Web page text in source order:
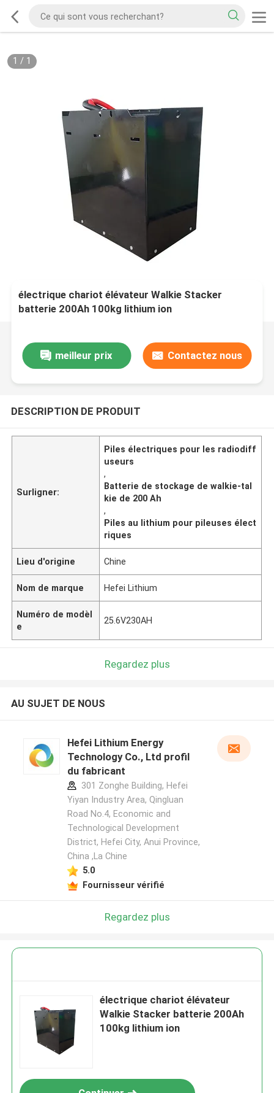
1 / 1
électrique chariot élévateur Walkie Stacker
batterie 200Ah 100kg lithium ion
meilleur prix Contactez nous
DESCRIPTION DE PRODUIT
Surligner:
Piles électriques pour les radiodiff
useurs
,
Batterie de stockage de walkie-tal
kie de 200 Ah
,
Piles au lithium pour pileuses élect
riques
Lieu d'origine Chine
Nom de marque Hefei Lithium
Numéro de modèl
e
25.6V230AH
Regardez plus
AU SUJET DE NOUS
Hefei Lithium Energy
Technology Co., Ltd profil
du fabricant
301 Zonghe Building, Hefei
Yiyan Industry Area, Qingluan
Road No.4, Economic and
Technological Development
District, Hefei City, Anui Province,
China ,La Chine
5.0
Fournisseur vérifié
Regardez plus
électrique chariot élévateur
Walkie Stacker batterie 200Ah
100kg lithium ion